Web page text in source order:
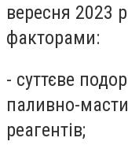
вересня 2023
факторами:
- суттєве
паливно-
реагентів;